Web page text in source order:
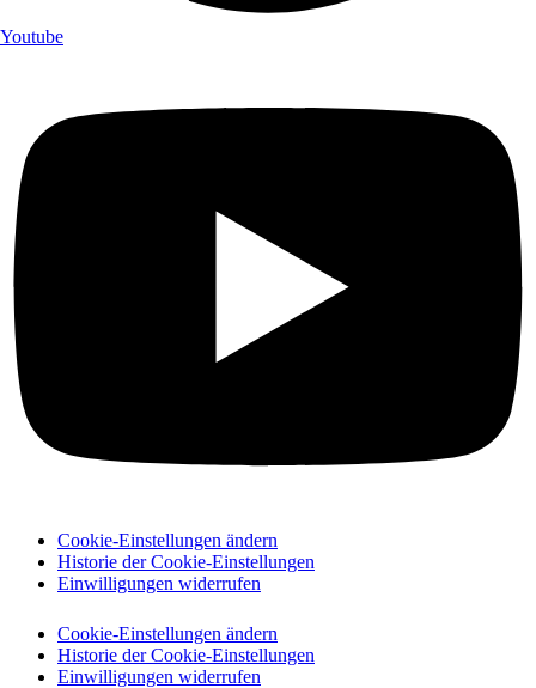
Youtube
Cookie-Einstellungen ändern
Historie der Cookie-Einstellungen
Einwilligungen widerrufen
Cookie-Einstellungen ändern
Historie der Cookie-Einstellungen
Einwilligungen widerrufen